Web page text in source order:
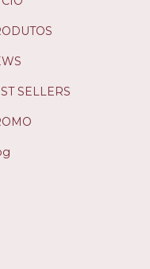
SELLERS